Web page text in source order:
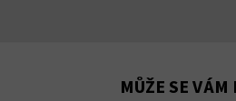
MŮŽE SE